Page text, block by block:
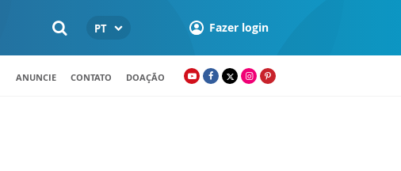
PT Fazer login
ANUNCIE CONTATO DOAÇÃO